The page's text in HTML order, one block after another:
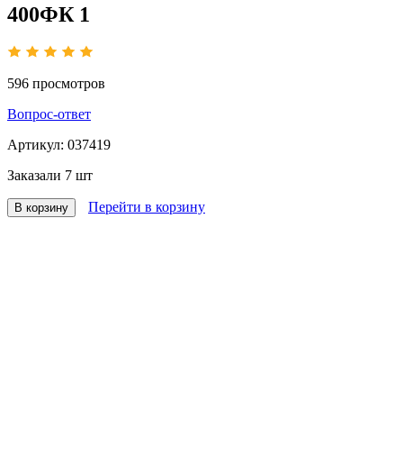
400ФК 1
596 просмотров
Вопрос-ответ
Артикул: 037419
Заказали 7 шт
В корзину Перейти в корзину